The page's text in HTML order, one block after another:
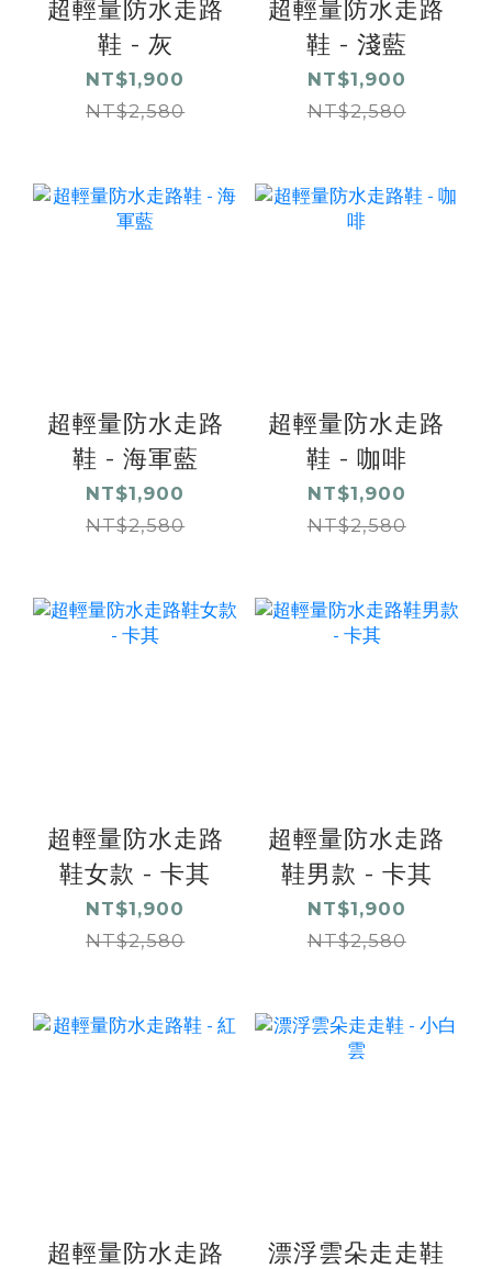
超輕量防水走路
鞋 - 灰
NT$1,900
NT$2,580
超輕量防水走路
鞋 - 淺藍
NT$1,900
NT$2,580
超輕量防水走路
鞋 - 海軍藍
NT$1,900
NT$2,580
超輕量防水走路
鞋 - 咖啡
NT$1,900
NT$2,580
超輕量防水走路
鞋女款 - 卡其
NT$1,900
NT$2,580
超輕量防水走路
鞋男款 - 卡其
NT$1,900
NT$2,580
超輕量防水走路
漂浮雲朵走走鞋